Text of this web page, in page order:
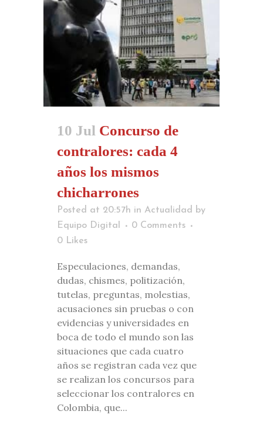
10 Jul Concurso de
contralores: cada 4
años los mismos
chicharrones
Posted at 20:57h in Actualidad
by
Equipo Digital
0 Comments
0 Likes
Especulaciones, demandas,
dudas, chismes, politización,
tutelas, preguntas, molestias,
acusaciones sin pruebas o con
evidencias y universidades en
boca de todo el mundo son las
situaciones que cada cuatro
años se registran cada vez que
se realizan los concursos para
seleccionar los contralores en
Colombia, que...